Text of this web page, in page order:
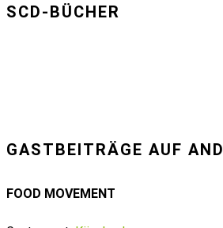
SCD-BÜCHER
GASTBEITRÄGE AUF
FOOD MOVEMENT